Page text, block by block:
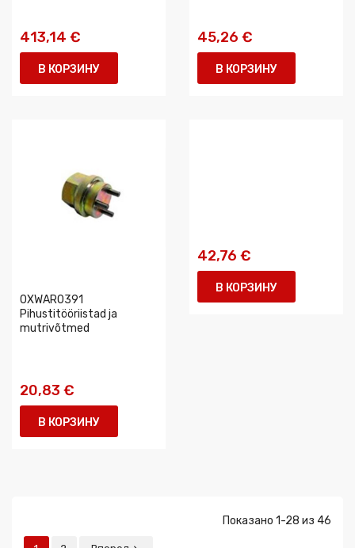
413,14 €
В КОРЗИНУ
45,26 €
В КОРЗИНУ
0XWAR0391
Pihustitööriistad ja
mutrivõtmed
20,83 €
В КОРЗИНУ
42,76 €
В КОРЗИНУ
Показано 1-28 из 46